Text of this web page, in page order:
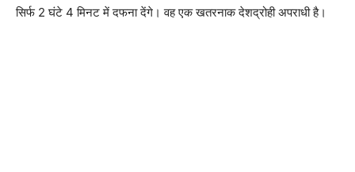
सिर्फ 2 घंटे 4 मिनट में दफना देंगे। वह एक खतरनाक देशद्रोही अपराधी है।